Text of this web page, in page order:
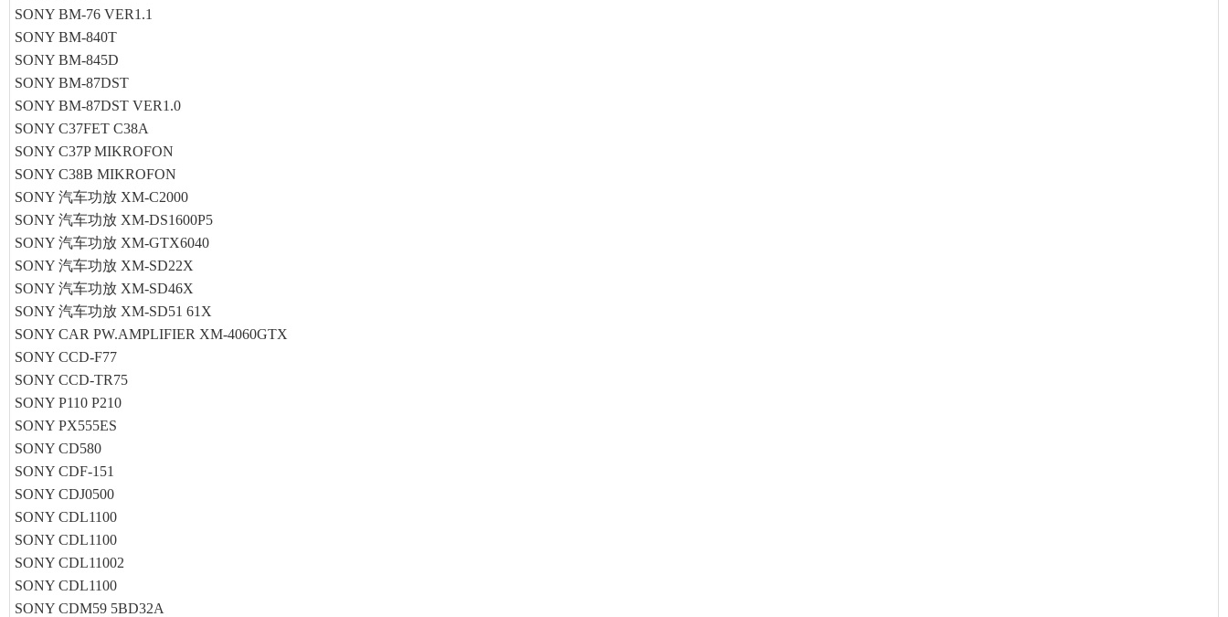
SONY BM-76 VER1.1
SONY BM-840T
SONY BM-845D
SONY BM-87DST
SONY BM-87DST VER1.0
SONY C37FET C38A
SONY C37P MIKROFON
SONY C38B MIKROFON
SONY 汽车功放 XM-C2000
SONY 汽车功放 XM-DS1600P5
SONY 汽车功放 XM-GTX6040
SONY 汽车功放 XM-SD22X
SONY 汽车功放 XM-SD46X
SONY 汽车功放 XM-SD51 61X
SONY CAR PW.AMPLIFIER XM-4060GTX
SONY CCD-F77
SONY CCD-TR75
SONY P110 P210
SONY PX555ES
SONY CD580
SONY CDF-151
SONY CDJ0500
SONY CDL1100
SONY CDL1100
SONY CDL11002
SONY CDL1100
SONY CDM59 5BD32A